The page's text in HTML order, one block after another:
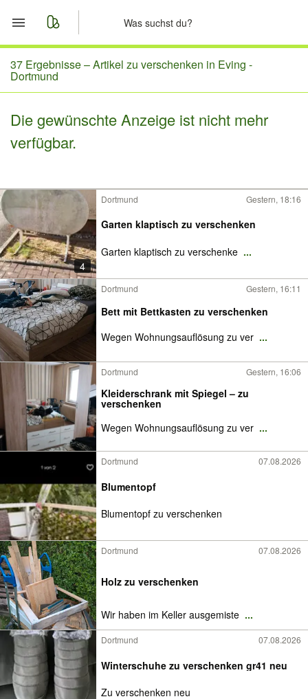
Start
Merkliste
Nachrichten
37 Ergebnisse –Artikel zu verschenken in Eving -
Dortmund
Die gewünschte Anzeige ist nicht mehr
verfügbar.
4
Dortmund Gestern, 18:16
Garten klaptisch zu verschenken
Garten klaptisch zu verschenke ...
Dortmund Gestern, 16:11
Bett mit Bettkasten zu verschenken
Wegen Wohnungsauflösung zu ver ...
Dortmund Gestern, 16:06
Kleiderschrank mit Spiegel – zu
verschenken
Wegen Wohnungsauflösung zu ver ...
Dortmund 07.08.2026
Blumentopf
Blumentopf zu verschenken
Dortmund 07.08.2026
Holz zu verschenken
Wir haben im Keller ausgemiste ...
Dortmund 07.08.2026
Winterschuhe zu verschenken gr41 neu
Zu verschenken neu